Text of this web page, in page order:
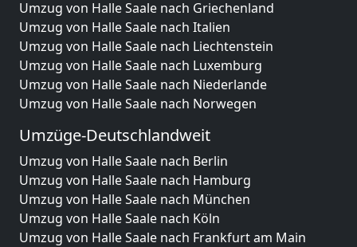
Umzug von Halle Saale nach Griechenland
Umzug von Halle Saale nach Italien
Umzug von Halle Saale nach Liechtenstein
Umzug von Halle Saale nach Luxemburg
Umzug von Halle Saale nach Niederlande
Umzug von Halle Saale nach Norwegen
Umzüge-Deutschlandweit
Umzug von Halle Saale nach Berlin
Umzug von Halle Saale nach Hamburg
Umzug von Halle Saale nach München
Umzug von Halle Saale nach Köln
Umzug von Halle Saale nach Frankfurt am Main